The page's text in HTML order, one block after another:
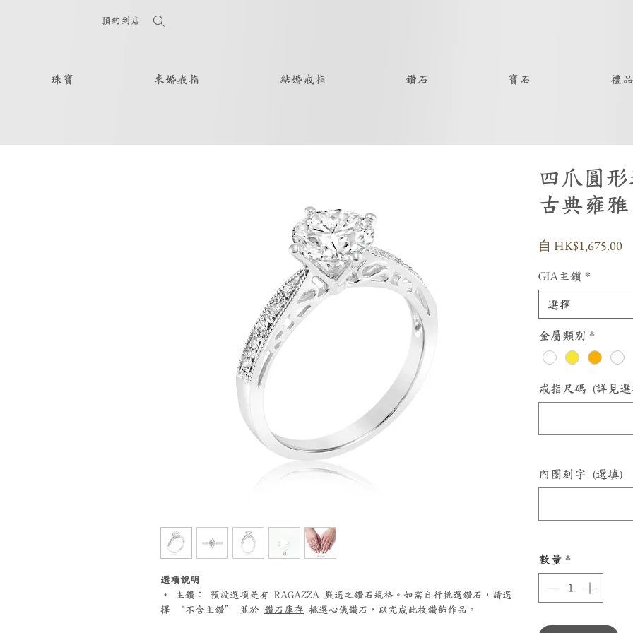
預約到店
珠寶 求婚戒指 結婚戒指 鑽石 寶石 禮品
選項說明
‧ 主鑽： 預設選項是有 RAGAZZA 嚴選之鑽石規格。如需自行挑選鑽石，請選
擇 “不含主鑽” 並於 鑽石庫存 挑選心儀鑽石，以完成此枚鑽飾作品。
四爪圓
古典雍雅
自 HK$1,675.00促
GIA主鑽 *
選擇
金屬類別 *
戒指尺碼 (詳見
內圈刻字 (選填)
數量 *